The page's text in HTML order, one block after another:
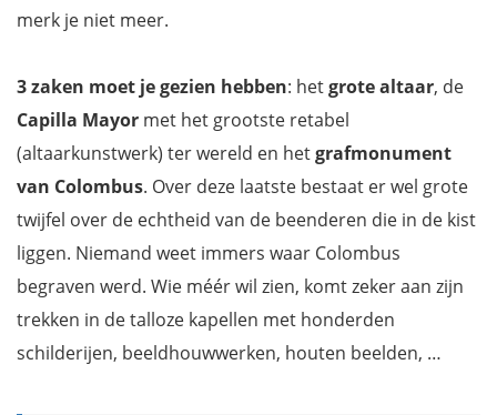
merk je niet meer.
3 zaken moet je gezien hebben: hetgrote altaar, de
Capilla Mayor met het grootste retabel
(altaarkunstwerk) ter wereld en hetgrafmonument
van Colombus. Over deze laatste bestaat er wel grote
twijfel over de echtheid van de beenderen die in de kist
liggen. Niemand weet immers waar Colombus
begraven werd. Wie méér wil zien, komt zeker aan zijn
trekken in de talloze kapellen met honderden
schilderijen, beeldhouwwerken, houten beelden, …